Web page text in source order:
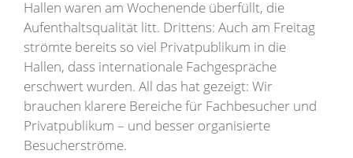
Hallen waren am Wochenende überfüllt, die
Aufenthaltsqualität litt. Drittens: Auch am Freitag
strömte bereits so viel Privatpublikum in die
Hallen, dass internationale Fachgespräche
erschwert wurden. All das hat gezeigt: Wir
brauchen klarere Bereiche für Fachbesucher und
Privatpublikum – und besser organisierte
Besucherströme.